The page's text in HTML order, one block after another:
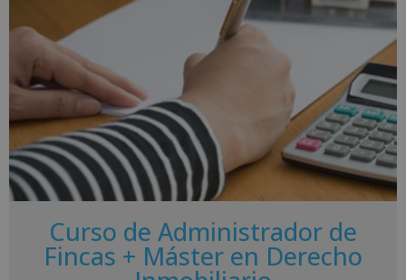
Curso de Administrador de
Fincas + Máster en Derecho